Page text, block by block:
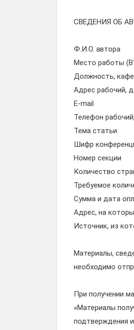
СВЕДЕНИЯ ОБ
Ф.И.О. автора
Место работы
Должность,
Адрес рабочий,
E-mail
Телефон
Тема статьи
Шифр
Номер секции
Количество
Требуемое
Сумма и дата
Адрес, на
Источник, из
Материалы,
необходимо
При получении
«Материалы
подтверждения